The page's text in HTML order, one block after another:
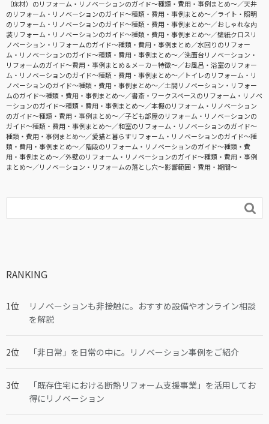
（床材）のリフォーム・リノベーションのガイド〜種類・費用・事例まとめ〜
天井
のリフォーム・リノベーションのガイド〜種類・費用・事例まとめ〜
ライト・照明
のリフォーム・リノベーションのガイド〜種類・費用・事例まとめ〜
おしゃれな内
装リフォーム・リノベーションのガイド〜種類・費用・事例まとめ〜
壁紙クロスリ
ノベーション・リフォームのガイド〜種類・費用・事例まとめ
水回りのリフォー
ム・リノベーションのガイド〜種類・費用・事例まとめ〜
洗面台リノベーション・
リフォームのガイド〜費用・事例まとめ＆メーカー特徴〜
お風呂・浴室のリフォー
ム・リノベーションのガイド〜種類・費用・事例まとめ〜
トイレのリフォーム・リ
ノベーションのガイド〜種類・費用・事例まとめ〜
土間リノベーション・リフォー
ムのガイド〜種類・費用・事例まとめ〜
書斎・ワークスペースのリフォーム・リノベ
ーションのガイド〜種類・費用・事例まとめ〜
本棚のリフォーム・リノベーション
のガイド〜種類・費用・事例まとめ〜
子ども部屋のリフォーム・リノベーションの
ガイド〜種類・費用・事例まとめ〜
和室のリフォーム・リノベーションのガイド〜
種類・費用・事例まとめ〜
愛猫と暮らすリフォーム・リノベーションのガイド〜種
類・費用・事例まとめ〜
階段のリフォーム・リノベーションのガイド〜種類・費
用・事例まとめ〜
外壁のリフォーム・リノベーションのガイド〜種類・費用・事例
まとめ〜
リノベーション・リフォームの落とし穴～影響範囲・費用・期間～

RANKING
リノベーションも非接触に。おすすめ設備やオンライン相談
を解説
「非日常」を日常の中に。リノベーション事例をご紹介
「既存住宅における断熱リフォーム支援事業」を活用してお
得にリノベーション